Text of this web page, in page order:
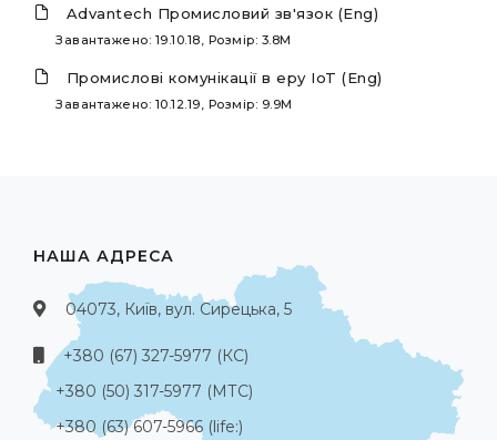
Advantech Промисловий зв'язок (Eng)
Завантажено: 19.10.18, Розмір: 3.8M
Промислові комунікації в еру IoT (Eng)
Завантажено: 10.12.19, Розмір: 9.9M
НАША АДРЕСА
04073, Київ, вул. Сирецька, 5
+380 (67) 327-5977 (КС)
+380 (50) 317-5977 (МТС)
+380 (63) 607-5966 (life:)